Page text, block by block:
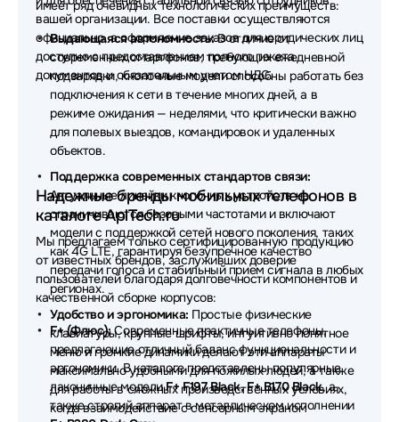
вашей организации. Все поставки осуществляются
официально, а оформление заказов для юридических лиц
доступно с предоставлением полного пакета
документов и обязательным учетом НДС.
имеет ряд очевидных технологических преимуществ:
Выдающаяся автономность:В отличие от
современных смартфонов, требующих ежедневной
подзарядки, кнопочные модели способны работать без
подключения к сети в течение многих дней, а в
режиме ожидания — неделями, что критически важно
для полевых выездов, командировок и удаленных
объектов.
Поддержка современных стандартов связи:
Актуальные линейки кнопочных устройств не
ограничиваются базовыми частотами и включают
модели с поддержкой сетей нового поколения, таких
как 4G LTE, гарантируя безупречное качество
передачи голоса и стабильный прием сигнала в любых
регионах.
Удобство и эргономика: Простые физические
клавиатуры, крупные шрифты, интуитивно понятное
меню и громкие динамики делают эти аппараты
максимально удобными для пожилых людей, а также
для работы в сложных производственных условиях,
когда взаимодействие с сенсорным экраном
Надежные бренды мобильных телефонов в
каталоге AplTech.ru
Мы предлагаем только сертифицированную продукцию
от известных брендов, заслуживших доверие
пользователей благодаря долговечности компонентов и
качественной сборке корпусов:
F+ (Флюс):Современные практичные телефоны,
предлагающие отличный баланс функциональности и
эргономики. В каталоге представлены популярные
лаконичные моделиF+ F197 Black, F+ B170 Black, а
также строгий аппарат в металлическом исполнении